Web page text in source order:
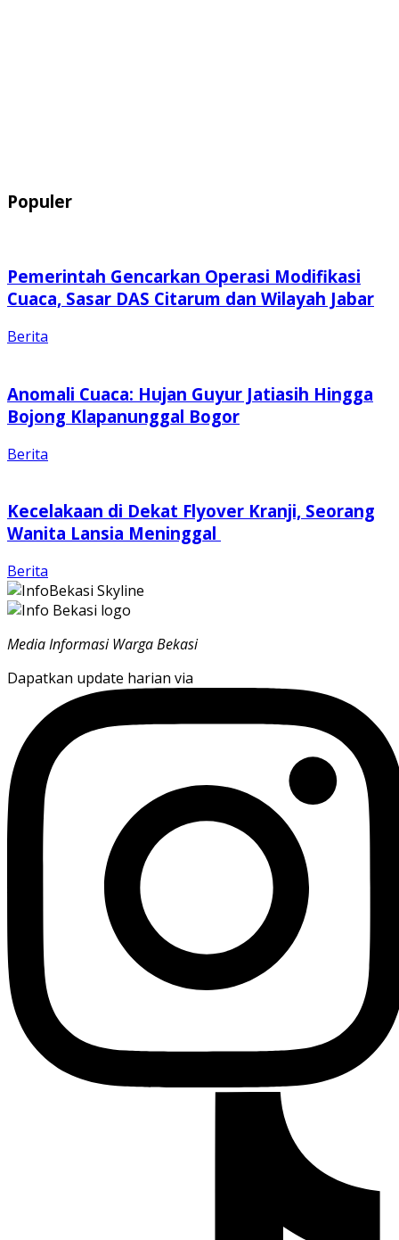
Populer
Pemerintah Gencarkan Operasi Modifikasi
Cuaca, Sasar DAS Citarum dan Wilayah Jabar
Berita
Anomali Cuaca: Hujan Guyur Jatiasih Hingga
Bojong Klapanunggal Bogor
Berita
Kecelakaan di Dekat Flyover Kranji, Seorang
Wanita Lansia Meninggal
Berita
Media Informasi Warga Bekasi
Dapatkan update harian via